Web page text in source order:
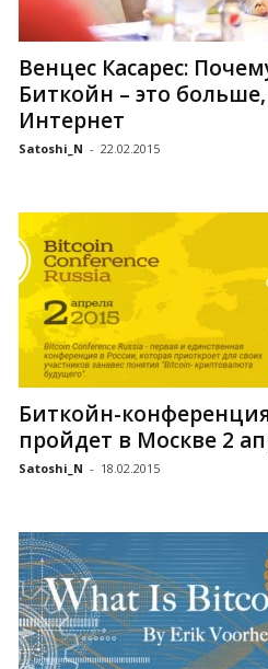
Венцес Касарес:
Биткойн – это
Интернет
Satoshi_N - 22.02.2015
Биткойн-
пройдет в Москве 2
Satoshi_N - 18.02.2015